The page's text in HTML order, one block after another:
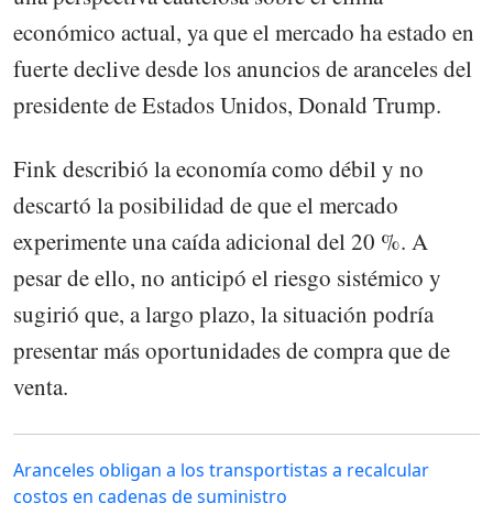
económico actual, ya que el mercado ha estado en
fuerte declive desde los anuncios de aranceles del
presidente de Estados Unidos, Donald Trump.
Fink describió la economía como débil y no
descartó la posibilidad de que el mercado
experimente una caída adicional del 20 %. A
pesar de ello, no anticipó el riesgo sistémico y
sugirió que, a largo plazo, la situación podría
presentar más oportunidades de compra que de
venta.
Aranceles obligan a los transportistas a recalcular
costos en cadenas de suministro